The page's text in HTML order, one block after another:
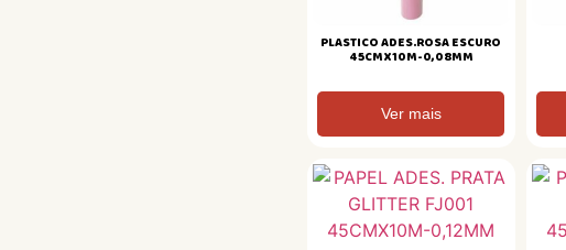
PLASTICO ADES.ROSA ESCURO
45CMX10M-0,08MM
Ver mais